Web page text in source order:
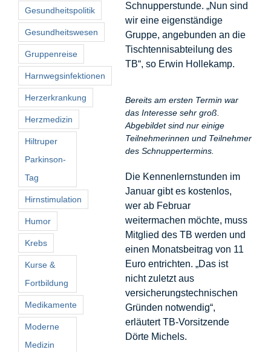
Schnupperstunde. „Nun sind
wir eine eigenständige
Gruppe, angebunden an die
Tischtennisabteilung des
TB“, so Erwin Hollekamp.
Bereits am ersten Termin war
das Interesse sehr groß.
Abgebildet sind nur einige
Teilnehmerinnen und Teilnehmer
des Schnuppertermins.
Die Kennenlernstunden im
Januar gibt es kostenlos,
wer ab Februar
weitermachen möchte, muss
Mitglied des TB werden und
einen Monatsbeitrag von 11
Euro entrichten. „Das ist
nicht zuletzt aus
versicherungstechnischen
Gründen notwendig“,
erläutert TB-Vorsitzende
Dörte Michels.
Gesundheitspolitik
Gesundheitswesen
Gruppenreise
Harnwegsinfektionen
Herzerkrankung
Herzmedizin
Hiltruper
Parkinson-
Tag
Hirnstimulation
Humor
Krebs
Kurse &
Fortbildung
Medikamente
Moderne
Medizin